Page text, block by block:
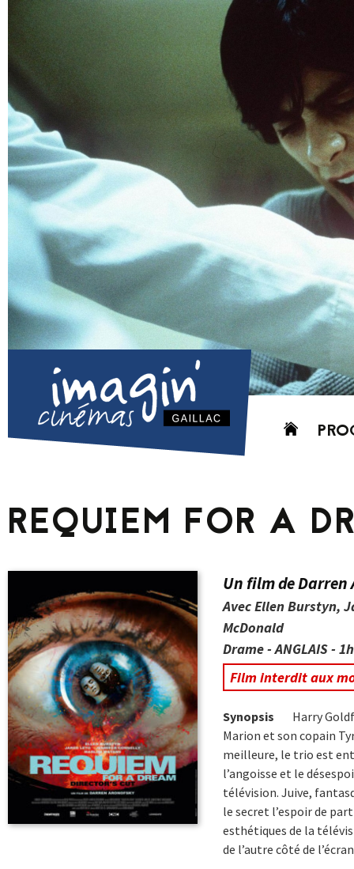
Aller
REQUIEM FOR A
Un film de Darren
Avec Ellen Burstyn,
McDonald
Drame - ANGLAIS -
Film interdit aux
Synopsis
Harry
Marion et son copain
meilleure, le trio est
l’angoisse et le
télévision. Juive,
le secret l’espoir de
esthétiques de la
de l’autre côté de